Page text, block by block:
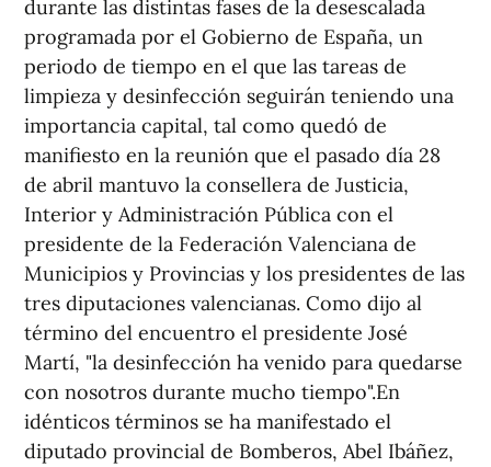
durante las distintas fases de la desescalada
programada por el Gobierno de España, un
periodo de tiempo en el que las tareas de
limpieza y desinfección seguirán teniendo una
importancia capital, tal como quedó de
manifiesto en la reunión que el pasado día 28
de abril mantuvo la consellera de Justicia,
Interior y Administración Pública con el
presidente de la Federación Valenciana de
Municipios y Provincias y los presidentes de las
tres diputaciones valencianas. Como dijo al
término del encuentro el presidente José
Martí, "la desinfección ha venido para quedarse
con nosotros durante mucho tiempo".En
idénticos términos se ha manifestado el
diputado provincial de Bomberos, Abel Ibáñez,